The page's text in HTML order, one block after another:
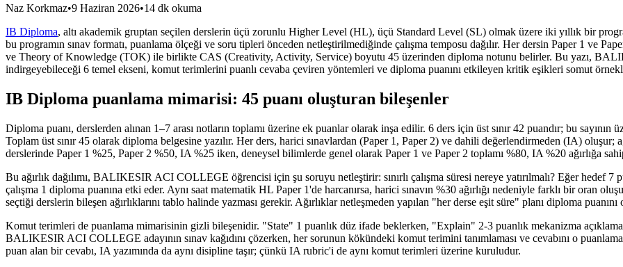
Naz Korkmaz•9 Haziran 2026•14 dk okuma
IB Diploma, altı akademik gruptan seçilen derslerin üçü zorunlu Higher Level (HL), üçü Standard Level (SL) olmak üzere iki yıllık bir
bu programın sınav formatı, puanlama ölçeği ve soru tipleri önceden netleştirilmediğinde çalışma temposu dağılır. Her dersin Paper 1 ve
ve Theory of Knowledge (TOK) ile birlikte CAS (Creativity, Activity, Service) boyutu 45 üzerinden diploma notunu belirler. Bu yazı,
indirgeyebileceği 6 temel ekseni, komut terimlerini puanlı cevaba çeviren yöntemleri ve diploma puanını etkileyen kritik eşikleri somut
IB Diploma puanlama mimarisi: 45 puanı oluşturan bileşenler
Diploma puanı, derslerden alınan 1–7 arası notların toplamı üzerine ek puanlar olarak inşa edilir. 6 ders için üst sınır 42 puandır; bu
Toplam üst sınır 45 olarak diploma belgesine yazılır. Her ders, harici sınavlardan (Paper 1, Paper 2) ve dahili değerlendirmeden (IA)
derslerinde Paper 1 %25, Paper 2 %50, IA %25 iken, deneysel bilimlerde genel olarak Paper 1 ve Paper 2 toplamı %80, IA %20 ağırlığa
Bu ağırlık dağılımı, BALIKESIR ACI COLLEGE öğrencisi için şu soruyu netleştirir: sınırlı çalışma süresi nereye yatırılmalı? Eğer hedef
çalışma 1 diploma puanına etki eder. Aynı saat matematik HL Paper 1'de harcanırsa, harici sınavın %30 ağırlığı nedeniyle farklı bir
seçtiği derslerin bileşen ağırlıklarını tablo halinde yazması gerekir. Ağırlıklar netleşmeden yapılan "her derse eşit süre" planı diploma
Komut terimleri de puanlama mimarisinin gizli bileşenidir. "State" 1 puanlık düz ifade beklerken, "Explain" 2-3 puanlık mekanizma
BALIKESIR ACI COLLEGE adayının sınav kağıdını çözerken, her sorunun kökündeki komut terimini tanımlaması ve cevabını o
puan alan bir cevabı, IA yazımında da aynı disipline taşır; çünkü IA rubric'i de aynı komut terimleri üzerine kuruludur.